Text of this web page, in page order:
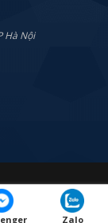
Hà Nội
Zalo